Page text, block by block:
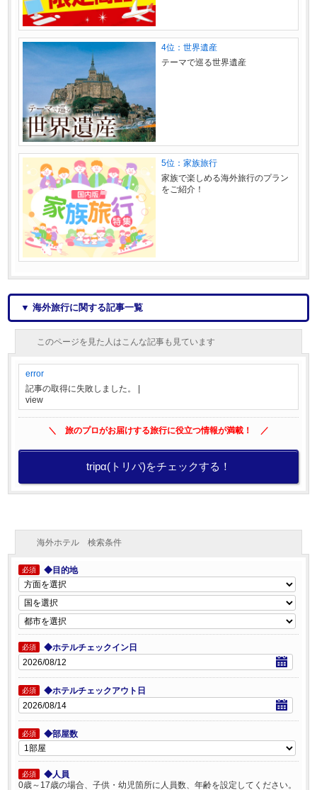
4位：世界遺産
テーマで巡る世界遺産
5位：家族旅行
家族で楽しめる海外旅行のプラン
をご紹介！
▼ 海外旅行に関する記事一覧
このページを見た人はこんな記事も見ています
error
記事の取得に失敗しました。
view
＼ 旅のプロがお届けする旅行に役立つ情報が満載！ ／
tripα(トリパ)をチェックする！
海外ホテル 検索条件
必須 ◆目的地
必須 ◆ホテルチェックイン日
必須 ◆ホテルチェックアウト日
必須 ◆部屋数
必須
◆人員
0歳～17歳の場合、子供・幼児箇所に人員数、年齢を設定してください。